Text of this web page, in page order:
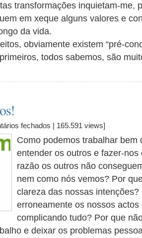
transformações inquietam-me,
em xeque alguns valores e
da vida.
obviamente existem “pré-
todos sabemos, são
fechados em
e
os
outros!
| 165.591 views]
Como podemos trabalhar bem
entender os outros e fazer-nos
razão os outros não
nem como nós vemos? Por
clareza das nossas
erroneamente os nossos actos
complicando tudo? Por que
e deixar os problemas